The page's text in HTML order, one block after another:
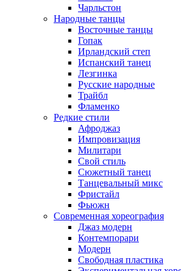
Чарльстон
Народные танцы
Восточные танцы
Гопак
Ирландский степ
Испанский танец
Лезгинка
Русские народные
Трайбл
Фламенко
Редкие стили
Афроджаз
Импровизация
Милитари
Свой стиль
Сюжетный танец
Танцевальный микс
Фристайл
Фьюжн
Современная хореография
Джаз модерн
Контемпорари
Модерн
Свободная пластика